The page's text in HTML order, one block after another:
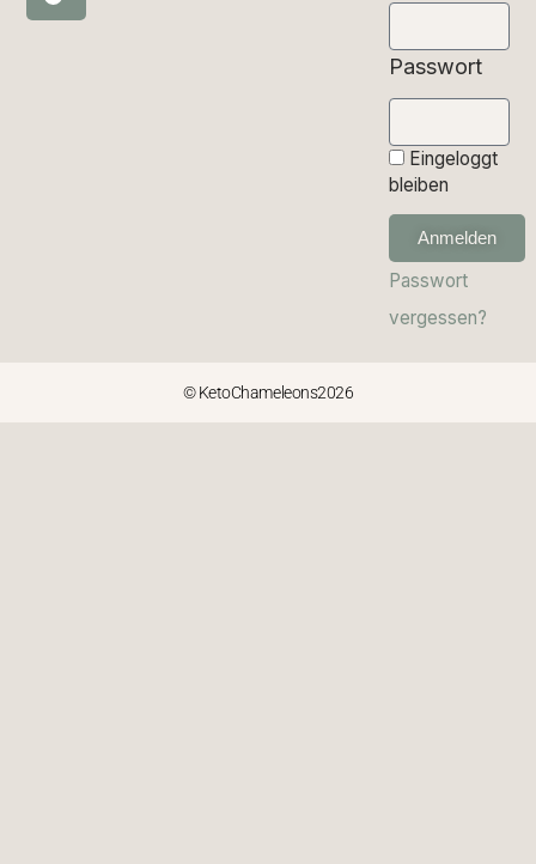
Passwort
Eingeloggt
bleiben
Anmelden
Passwort
vergessen?
© KetoChameleons2026